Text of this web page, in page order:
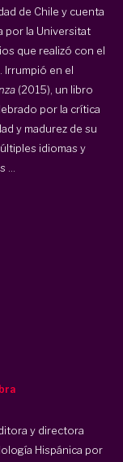
de Chile y cuenta
por la Universitat
que realizó con el
Irrumpió en el
(2015), un libro
por la crítica
y madurez de su
idiomas y
...
y directora
Hispánica por